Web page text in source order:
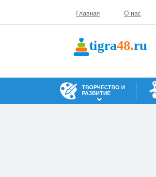
Главная О нас
tigra48.ru
ТВОРЧЕСТВО И
РАЗВИТИЕ